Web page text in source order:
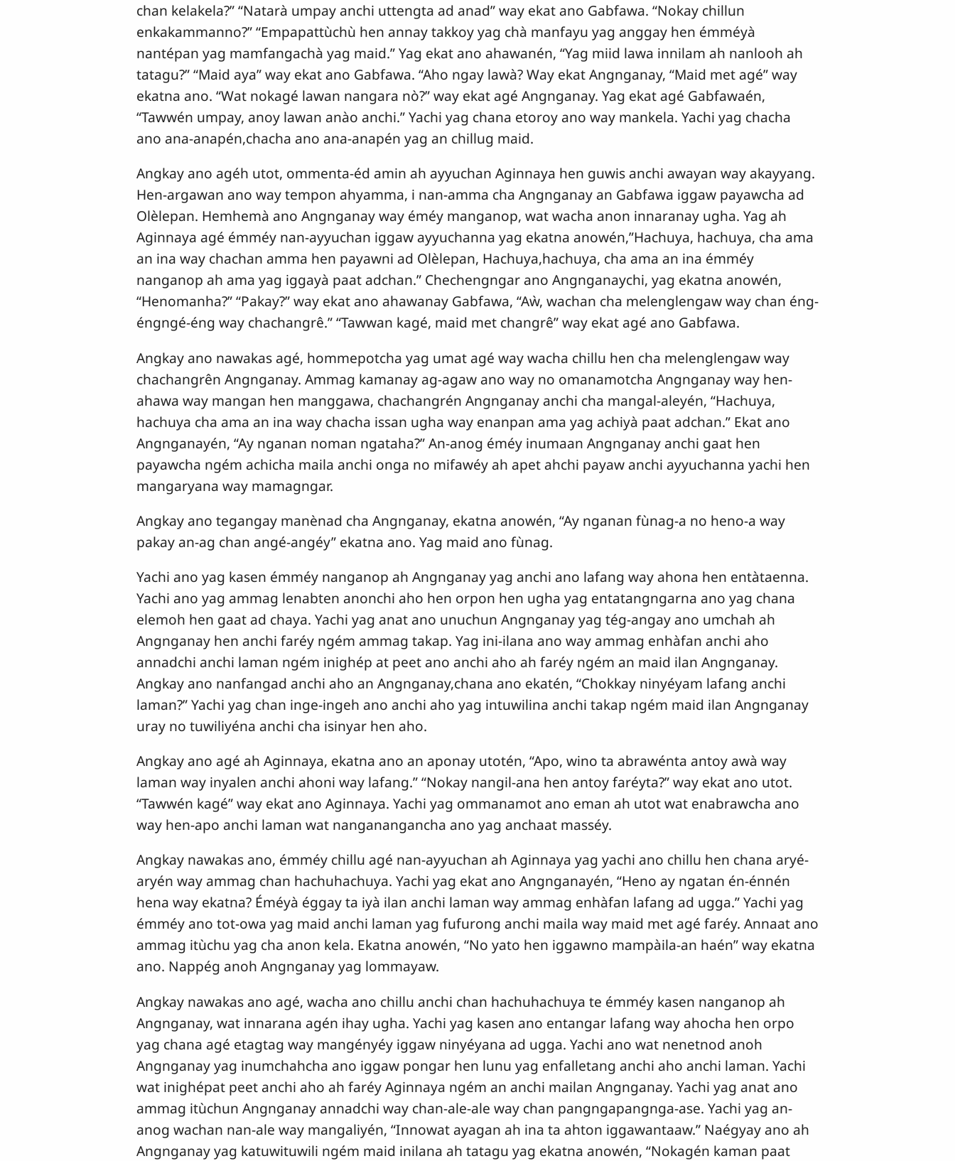
chan kelakela?” “Natarà umpay anchi uttengta ad anad” way ekat ano Gabfawa. “Nokay chillun
enkakammanno?” “Empapattùchù hen annay takkoy yag chà manfayu yag anggay hen émméyà
nantépan yag mamfangachà yag maid.” Yag ekat ano ahawanén, “Yag miid lawa innilam ah nanlooh ah
tatagu?” “Maid aya” way ekat ano Gabfawa. “Aho ngay lawà? Way ekat Angnganay, “Maid met agé” way
ekatna ano. “Wat nokagé lawan nangara nò?” way ekat agé Angnganay. Yag ekat agé Gabfawaén,
“Tawwén umpay, anoy lawan anào anchi.” Yachi yag chana etoroy ano way mankela. Yachi yag chacha
ano ana-anapén,chacha ano ana-anapén yag an chillug maid.
Angkay ano agéh utot, ommenta-éd amin ah ayyuchan Aginnaya hen guwis anchi awayan way akayyang.
Hen-argawan ano way tempon ahyamma, i nan-amma cha Angnganay an Gabfawa iggaw payawcha ad
Olèlepan. Hemhemà ano Angnganay way éméy manganop, wat wacha anon innaranay ugha. Yag ah
Aginnaya agé émméy nan-ayyuchan iggaw ayyuchanna yag ekatna anowén,”Hachuya, hachuya, cha ama
an ina way chachan amma hen payawni ad Olèlepan, Hachuya,hachuya, cha ama an ina émméy
nanganop ah ama yag iggayà paat adchan.” Chechengngar ano Angnganaychi, yag ekatna anowén,
“Henomanha?” “Pakay?” way ekat ano ahawanay Gabfawa, “Aẁ, wachan cha melenglengaw way chan éng-
éngngé-éng way chachangrê.” “Tawwan kagé, maid met changrê” way ekat agé ano Gabfawa.
Angkay ano nawakas agé, hommepotcha yag umat agé way wacha chillu hen cha melenglengaw way
chachangrên Angnganay. Ammag kamanay ag-agaw ano way no omanamotcha Angnganay way hen-
ahawa way mangan hen manggawa, chachangrén Angnganay anchi cha mangal-aleyén, “Hachuya,
hachuya cha ama an ina way chacha issan ugha way enanpan ama yag achiyà paat adchan.” Ekat ano
Angnganayén, “Ay nganan noman ngataha?” An-anog éméy inumaan Angnganay anchi gaat hen
payawcha ngém achicha maila anchi onga no mifawéy ah apet ahchi payaw anchi ayyuchanna yachi hen
mangaryana way mamagngar.
Angkay ano tegangay manènad cha Angnganay, ekatna anowén, “Ay nganan fùnag-a no heno-a way
pakay an-ag chan angé-angéy” ekatna ano. Yag maid ano fùnag.
Yachi ano yag kasen émméy nanganop ah Angnganay yag anchi ano lafang way ahona hen entàtaenna.
Yachi ano yag ammag lenabten anonchi aho hen orpon hen ugha yag entatangngarna ano yag chana
elemoh hen gaat ad chaya. Yachi yag anat ano unuchun Angnganay yag tég-angay ano umchah ah
Angnganay hen anchi faréy ngém ammag takap. Yag ini-ilana ano way ammag enhàfan anchi aho
annadchi anchi laman ngém inighép at peet ano anchi aho ah faréy ngém an maid ilan Angnganay.
Angkay ano nanfangad anchi aho an Angnganay,chana ano ekatén, “Chokkay ninyéyam lafang anchi
laman?” Yachi yag chan inge-ingeh ano anchi aho yag intuwilina anchi takap ngém maid ilan Angnganay
uray no tuwiliyéna anchi cha isinyar hen aho.
Angkay ano agé ah Aginnaya, ekatna ano an aponay utotén, “Apo, wino ta abrawénta antoy awà way
laman way inyalen anchi ahoni way lafang.” “Nokay nangil-ana hen antoy faréyta?” way ekat ano utot.
“Tawwén kagé” way ekat ano Aginnaya. Yachi yag ommanamot ano eman ah utot wat enabrawcha ano
way hen-apo anchi laman wat nanganangancha ano yag anchaat masséy.
Angkay nawakas ano, émméy chillu agé nan-ayyuchan ah Aginnaya yag yachi ano chillu hen chana aryé-
aryén way ammag chan hachuhachuya. Yachi yag ekat ano Angnganayén, “Heno ay ngatan én-énnén
hena way ekatna? Éméyà éggay ta iyà ilan anchi laman way ammag enhàfan lafang ad ugga.” Yachi yag
émméy ano tot-owa yag maid anchi laman yag fufurong anchi maila way maid met agé faréy. Annaat ano
ammag itùchu yag cha anon kela. Ekatna anowén, “No yato hen iggawno mampàila-an haén” way ekatna
ano. Nappég anoh Angnganay yag lommayaw.
Angkay nawakas ano agé, wacha ano chillu anchi chan hachuhachuya te émméy kasen nanganop ah
Angnganay, wat innarana agén ihay ugha. Yachi yag kasen ano entangar lafang way ahocha hen orpo
yag chana agé etagtag way mangényéy iggaw ninyéyana ad ugga. Yachi ano wat nenetnod anoh
Angnganay yag inumchahcha ano iggaw pongar hen lunu yag enfalletang anchi aho anchi laman. Yachi
wat inighépat peet anchi aho ah faréy Aginnaya ngém an anchi mailan Angnganay. Yachi yag anat ano
ammag itùchun Angnganay annadchi way chan-ale-ale way chan pangngapangnga-ase. Yachi yag an-
anog wachan nan-ale way mangaliyén, “Innowat ayagan ah ina ta ahton iggawantaaw.” Naégyay ano ah
Angnganay yag katuwituwili ngém maid inilana ah tatagu yag ekatna anowén, “Nokagén kaman paat